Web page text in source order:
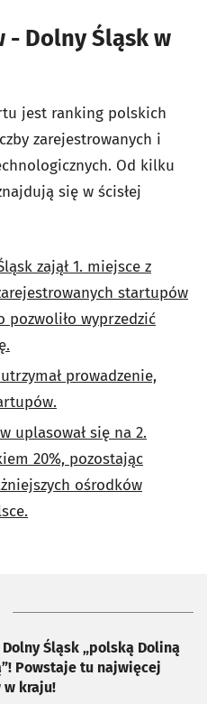
- Dolny Śląsk w
jest ranking polskich
zarejestrowanych i
Od kilku
się w ścisłej
zajął 1. miejsce z
startupów
pozwoliło wyprzedzić
prowadzenie,
uplasował się na 2.
20%, pozostając
ośrodków
Dolny Śląsk „polską Doliną
Powstaje tu najwięcej
startupów w kraju!